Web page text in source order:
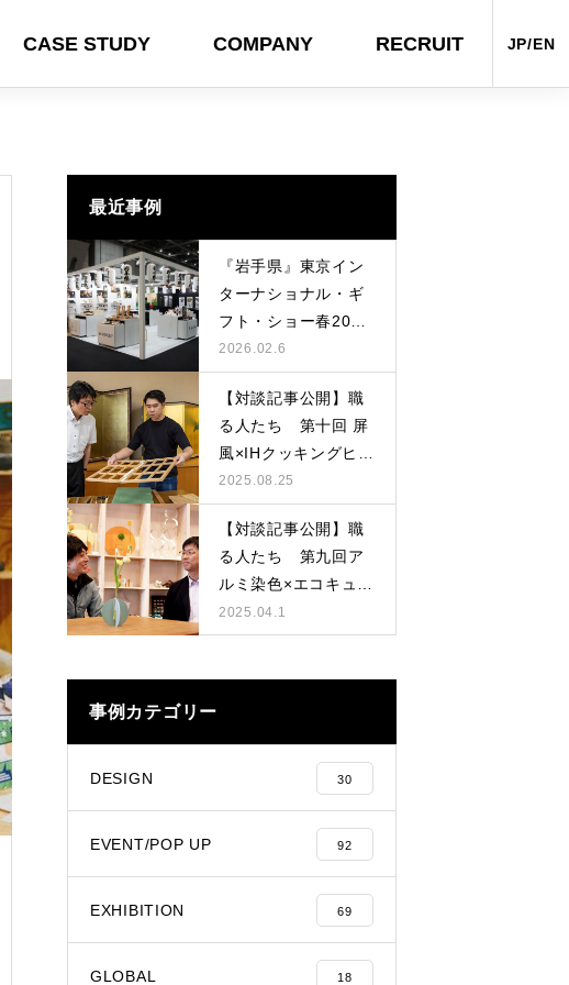
CASE STUDY COMPANY RECRUIT JP/EN
ヤサシサノカタチ。のオンラインサ
イトを制作させていただきました
2024.03.15
『迎春 2024 ナナフロのお正月』～
年明けまで
2023.12.26
『岩手県』東京インターナショナ
ル・ギフト・ショー春2025に出展し
ました2025.02.14
「NY NOW 2024 summer」出展者
募集中！
2024.05.13
【対談記事公開】職る人たち 第八
回 瀬戸染付焼×ジェットタオル
2024.10.09
最近事例
『岩手県』東京イン
ターナショナル・ギ
フト・ショー春2026
に出展しました
2026.02.6
【対談記事公開】職
る人たち 第十回 屏
風×IHクッキングヒー
ター
2025.08.25
【対談記事公開】職
る人たち 第九回ア
ルミ染色×エコキュー
ト
2025.04.1
事例カテゴリー
DESIGN 30
EVENT/POP UP 92
EXHIBITION 69
GLOBAL 18